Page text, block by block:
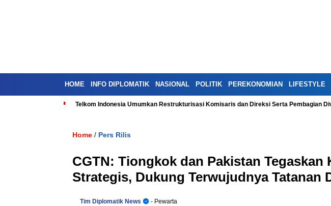
HOME INFO DIPLOMATIK NASIONAL POLITIK PEREKONOMIAN LIFESTYLE
Telkom Indonesia Umumkan Restrukturisasi Komisaris dan Direksi Serta Pembagian
Home / Pers Rilis
CGTN: Tiongkok dan Pakistan Tegaskan
Strategis, Dukung Terwujudnya Tatanan
Tim Diplomatik News
- Pewarta